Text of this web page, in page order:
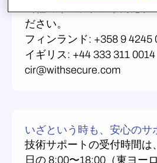
ださい。
フィンランド: +358 9 4245
イギリス: +44 333 311 0014
cir@withsecure.com
いざという時も、安心のサ
技術サポートの受付時間は
日の 8:00〜18:00（東ヨー